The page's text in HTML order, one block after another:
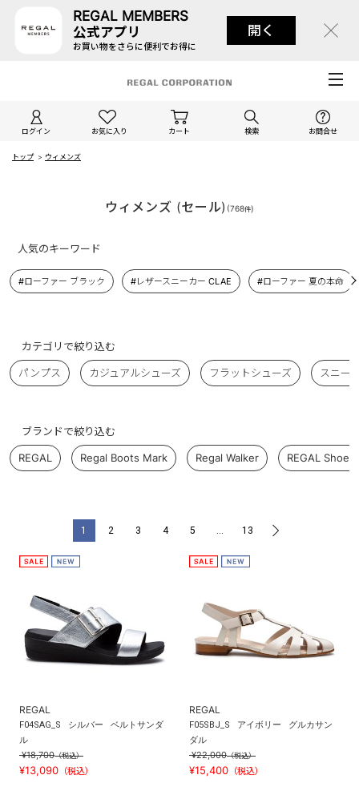
REGAL MEMBERS
公式アプリ
お買い物をさらに便利でお得に
開く
ログイン お気に入り カート 検索 お問合せ
トップ > ウィメンズ
ウィメンズ (セール) (768件)
1 2 3 4 5 … 13 >
REGAL
F04SAG_S シルバー
ベルトサンダ
ル
¥18,700（税込）
¥13,090 （税込）
REGAL
F05SBJ_S アイボリー
グルカサン
ダル
¥22,000（税込）
¥15,400 （税込）
人気のキーワード
#ローファー ブラック #レザースニーカー CLAE #ローファー 夏の本命
カテゴリで絞り込む
パンプス カジュアルシューズ フラットシューズ スニー
ブランドで絞り込む
REGAL Regal Boots Mark Regal Walker REGAL Shoe